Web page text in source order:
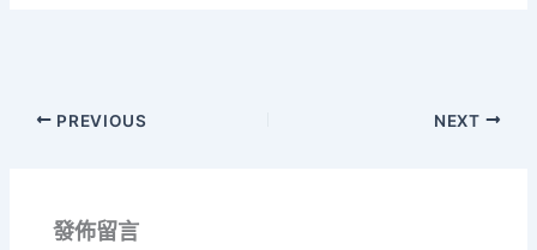
PREVIOUS NEXT
發佈留言